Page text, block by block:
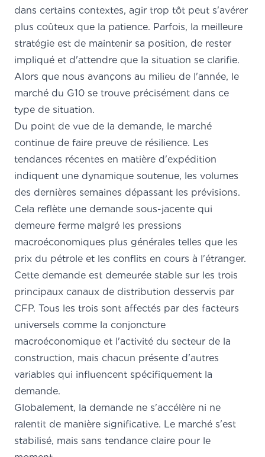
dans certains contextes, agir trop tôt peut s'avérer
plus coûteux que la patience. Parfois, la meilleure
stratégie est de maintenir sa position, de rester
impliqué et d'attendre que la situation se clarifie.
Alors que nous avançons au milieu de l'année, le
marché du G10 se trouve précisément dans ce
type de situation.
Du point de vue de la demande, le marché
continue de faire preuve de résilience. Les
tendances récentes en matière d'expédition
indiquent une dynamique soutenue, les volumes
des dernières semaines dépassant les prévisions.
Cela reflète une demande sous-jacente qui
demeure ferme malgré les pressions
macroéconomiques plus générales telles que les
prix du pétrole et les conflits en cours à l'étranger.
Cette demande est demeurée stable sur les trois
principaux canaux de distribution desservis par
CFP. Tous les trois sont affectés par des facteurs
universels comme la conjoncture
macroéconomique et l'activité du secteur de la
construction, mais chacun présente d'autres
variables qui influencent spécifiquement la
demande.
Globalement, la demande ne s'accélère ni ne
ralentit de manière significative. Le marché s'est
stabilisé, mais sans tendance claire pour le